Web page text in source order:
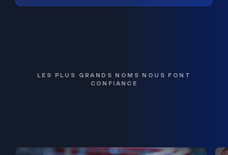
LES PLUS GRANDS NOMS NOUS FONT
CONFIANCE